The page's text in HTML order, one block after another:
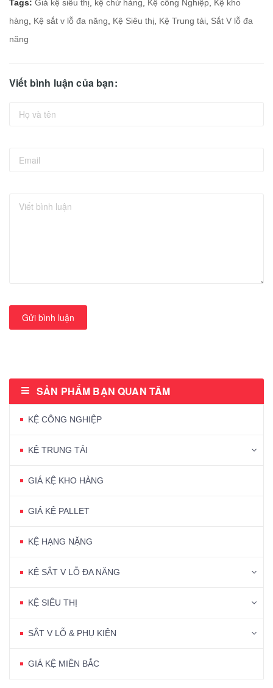
Tags: Giá kệ siêu thị kệ chứ hàng Kệ công Nghiệp
Kệ kho
hàng
Kệ sắt v lỗ đa năng Kệ Siêu thị Kệ Trung tải Sắt V lỗ đa
năng
Viết bình luận của bạn:
Gửi bình luận
SẢN PHẨM BẠN QUAN TÂM
KỆ CÔNG NGHIỆP
KỆ TRUNG TẢI
GIÁ KỆ KHO HÀNG
GIÁ KỆ PALLET
KỆ HẠNG NẶNG
KỆ SẮT V LỖ ĐA NĂNG
KỆ SIÊU THỊ
SẮT V LỖ & PHỤ KIỆN
GIÁ KỆ MIỀN BẮC